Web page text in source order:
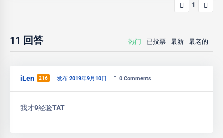
1
11 回答 热门 已投票 最新 最老的
iLen 216 发布 2019年9月10日 0 Comments
我才9经验TAT